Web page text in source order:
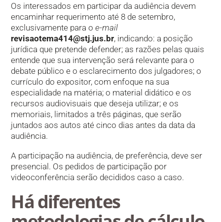
Os interessados em participar da audiência devem
encaminhar requerimento até 8 de setembro,
exclusivamente para oe-mail
revisaotema414@stj.jus.br, indicando: a posição
jurídica que pretende defender; as razões pelas quais
entende que sua intervenção será relevante para o
debate público e o esclarecimento dos julgadores; o
currículo do expositor, com enfoque na sua
especialidade na matéria; o material didático e os
recursos audiovisuais que deseja utilizar; e os
memoriais, limitados a três páginas, que serão
juntados aos autos até cinco dias antes da data da
audiência.
A participação na audiência, de preferência, deve ser
presencial. Os pedidos de participação por
videoconferência serão decididos caso a caso.
Há diferentes